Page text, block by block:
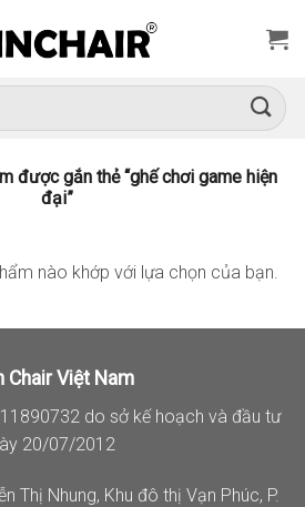
được gắn thẻ “ghế chơi game hiện
đại”
nào khớp với lựa chọn của bạn.
Chair Việt Nam
do sở kế hoạch và đầu tư
20/07/2012
Thị Nhung, Khu đô thị Vạn Phúc, P.